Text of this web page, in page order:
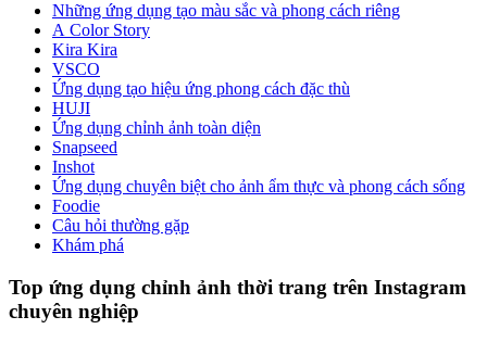
Những ứng dụng tạo màu sắc và phong cách riêng
A Color Story
Kira Kira
VSCO
Ứng dụng tạo hiệu ứng phong cách đặc thù
HUJI
Ứng dụng chỉnh ảnh toàn diện
Snapseed
Inshot
Ứng dụng chuyên biệt cho ảnh ẩm thực và phong cách sống
Foodie
Câu hỏi thường gặp
Khám phá
Top ứng dụng chỉnh ảnh thời trang trên Instagram
chuyên nghiệp